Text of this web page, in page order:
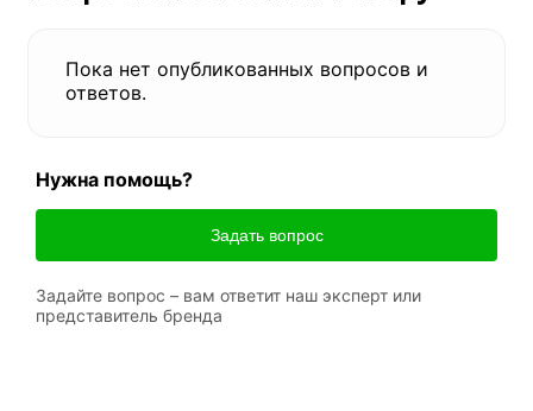
Пока нет опубликованных вопросов и
ответов.
Нужна помощь?
Задать вопрос
Задайте вопрос – вам ответит наш эксперт или
представитель бренда